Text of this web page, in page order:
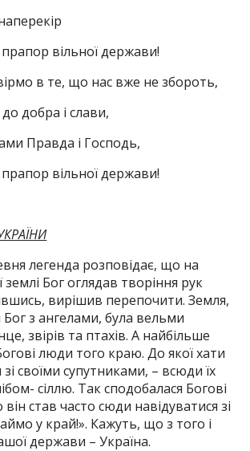
вільної держави!
в те, що нас вже не збороть,
добра і слави,
Правда і Господь,
вільної держави!
легенда розповідає, що на
землі Бог оглядав творіння рук
вирішив перепочити. Земля,
з ангелами, була вельми
звірів та птахів. А найбільше
люди того краю. До якої хати
своїми супутниками, – всюди їх
сіллю. Так сподобалася Богові
став часто сюди навідуватися зі
у край!». Кажуть, що з того і
держави – Україна.